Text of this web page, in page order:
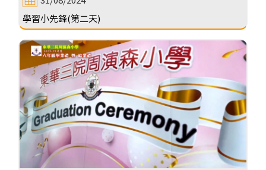
學習小先鋒(第二天)